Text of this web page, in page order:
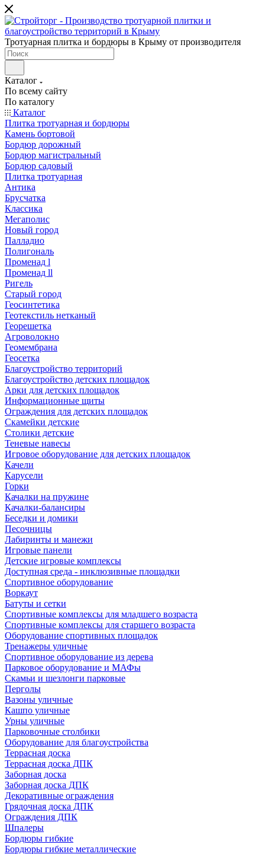
Тротуарная плитка и бордюры в Крыму от производителя
Каталог
По всему сайту
По каталогу
Каталог
Плитка тротуарная и бордюры
Камень бортовой
Бордюр дорожный
Бордюр магистральный
Бордюр садовый
Плитка тротуарная
Антика
Брусчатка
Классика
Мегаполис
Новый город
Палладио
Полигональ
Променад l
Променад ll
Ригель
Старый город
Геосинтетика
Геотекстиль нетканый
Георешетка
Агроволокно
Геомембрана
Геосетка
Благоустройство территорий
Благоустройство детских площадок
Арки для детских площадок
Информационные щиты
Ограждения для детских площадок
Скамейки детские
Столики детские
Теневые навесы
Игровое оборудование для детских площадок
Качели
Карусели
Горки
Качалки на пружине
Качалки-балансиры
Беседки и домики
Песочницы
Лабиринты и манежи
Игровые панели
Детские игровые комплексы
Доступная среда - инклюзивные площадки
Спортивное оборудование
Воркаут
Батуты и сетки
Спортивные комплексы для младшего возраста
Спортивные комплексы для старшего возраста
Оборудование спортивных площадок
Тренажеры уличные
Спортивное оборудование из дерева
Парковое оборудование и МАФы
Скамьи и шезлонги парковые
Перголы
Вазоны уличные
Кашпо уличные
Урны уличные
Парковочные столбики
Оборудование для благоустройства
Террасная доска
Террасная доска ДПК
Заборная доска
Заборная доска ДПК
Декоративные ограждения
Грядочная доска ДПК
Ограждения ДПК
Шпалеры
Бордюры гибкие
Бордюры гибкие металлические